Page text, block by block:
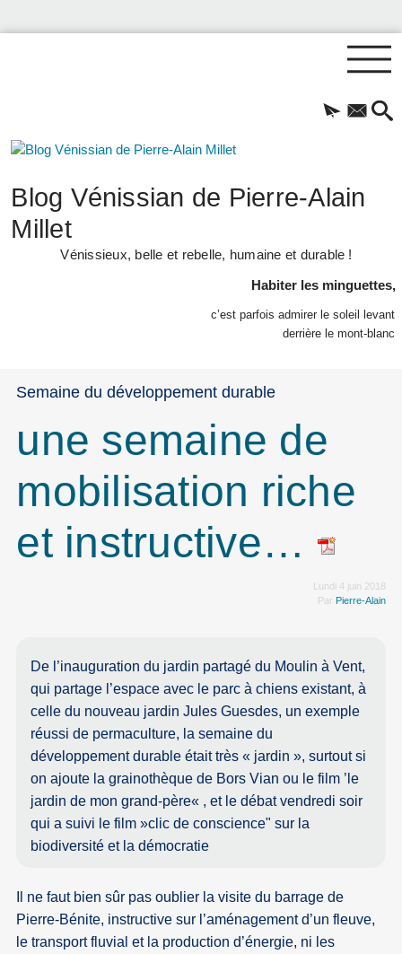
Blog Vénissian de Pierre-Alain
Millet
Vénissieux, belle et rebelle, humaine et durable !
Habiter les minguettes,
c’est parfois admirer le soleil levant
derrière le mont-blanc
Semaine du développement durable
une semaine de
mobilisation riche
et instructive…
Lundi 4 juin 2018
Par Pierre-Alain
De l’inauguration du jardin partagé du Moulin à Vent,
qui partage l’espace avec le parc à chiens existant, à
celle du nouveau jardin Jules Guesdes, un exemple
réussi de permaculture, la semaine du
développement durable était très « jardin », surtout si
on ajoute la grainothèque de Bors Vian ou le film ’le
jardin de mon grand-père« , et le débat vendredi soir
qui a suivi le film »clic de conscience" sur la
biodiversité et la démocratie
Il ne faut bien sûr pas oublier la visite du barrage de
Pierre-Bénite, instructive sur l’aménagement d’un fleuve,
le transport fluvial et la production d’énergie, ni les